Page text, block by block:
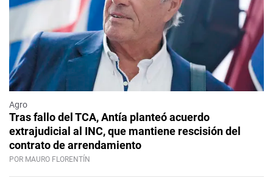
Agro
Tras fallo del TCA, Antía planteó acuerdo
extrajudicial al INC, que mantiene rescisión del
contrato de arrendamiento
POR MAURO FLORENTÍN